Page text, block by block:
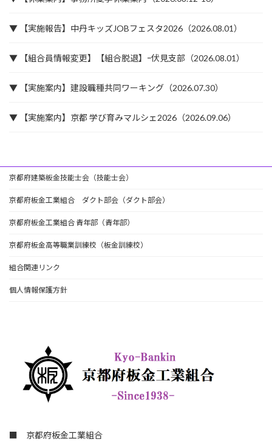
▼ 【実施報告】中丹キッズJOBフェスタ2026（2026.08.01）
▼ 【組合員情報変更】【組合脱退】ｰ伏見支部（2026.08.01）
▼ 【実施案内】建設職種共同ワーキング（2026.07.30）
▼ 【実施案内】京都 学び育みマルシェ2026（2026.09.06）
京都府建築板金技能士会（技能士会）
京都府板金工業組合 ダクト部会（ダクト部会）
京都府板金工業組合 青年部（青年部）
京都府板金高等職業訓練校（板金訓練校）
組合関連リンク
個人情報保護方針
■ 京都府板金工業組合